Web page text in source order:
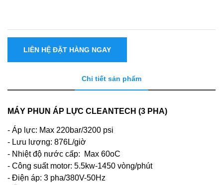
LIÊN HỆ ĐẶT HÀNG NGAY
Chi tiết sản phẩm
MÁY PHUN ÁP LỰC CLEANTECH (3 PHA)
- Áp lực: Max 220bar/3200 psi
- Lưu lượng: 876L/giờ
- Nhiệt độ nước cấp: Max 60oC
- Công suất motor: 5.5kw-1450 vòng/phút
- Điện áp: 3 pha/380V-50Hz